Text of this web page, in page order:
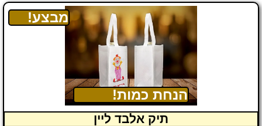
מבצע!
הנחת כמות!
תיק אלבד ליין